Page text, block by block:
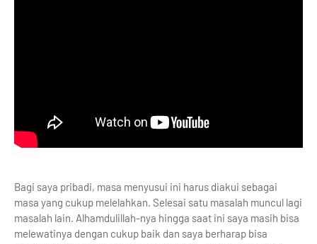
Bagi saya pribadi, masa menyusui ini harus diakui sebagai
masa yang cukup melelahkan. Selesai satu masalah muncul lagi
masalah lain. Alhamdulillah-nya hingga saat ini saya masih bisa
melewatinya dengan cukup baik dan saya berharap bisa